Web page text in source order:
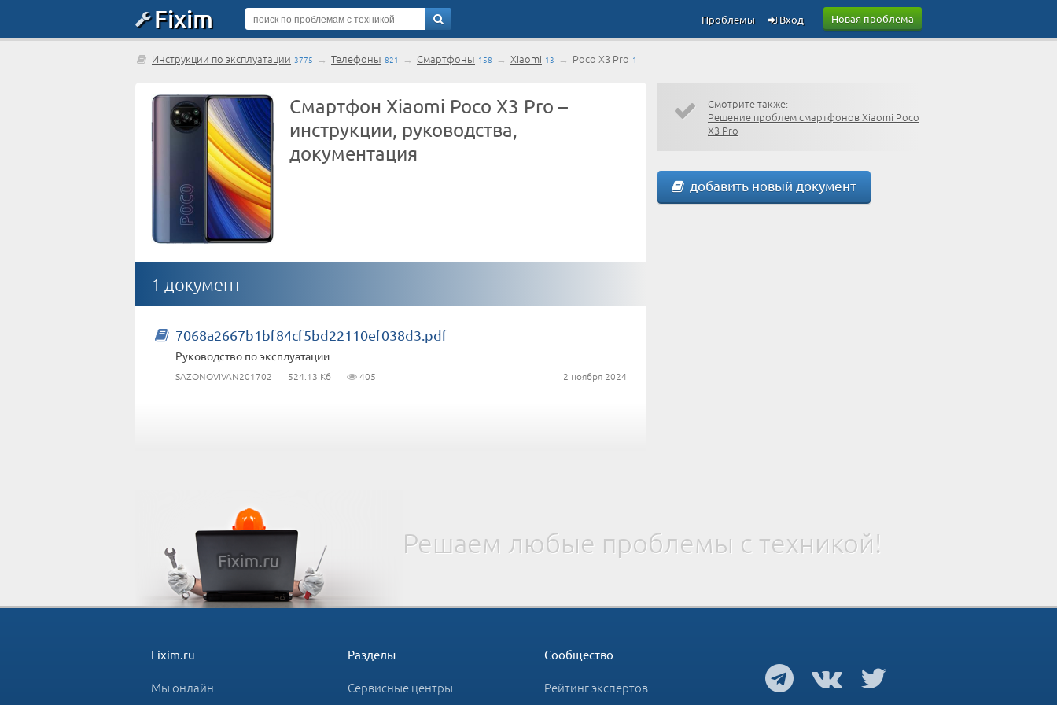
Fixim Новая проблема
Вход
Проблемы
Инструкции по эксплуатации 3775 → Телефоны 821 → Смартфоны 158 → Xiaomi 13 → Poco X3 Pro 1
Смартфон Xiaomi Poco X3 Pro –
инструкции, руководства,
документация
1 документ
7068a2667b1bf84cf5bd22110ef038d3.pdf
Руководство по эксплуатации
2 ноября 2024
SAZONOVIVAN201702 524.13 Кб 405
Смотрите также:
Решение проблем смартфонов Xiaomi Poco
X3 Pro
добавить новый документ
Решаем любые проблемы с техникой!
Fixim.ru
Мы онлайн
Разделы
Сервисные центры
Сообщество
Рейтинг экспертов